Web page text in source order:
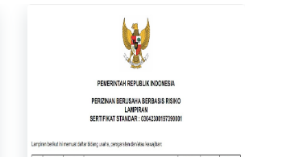
Lihat Semua
Sertifikat Standar Jasa